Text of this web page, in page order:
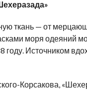
ткань — от
моря одеяний
Источником
Корсакова,